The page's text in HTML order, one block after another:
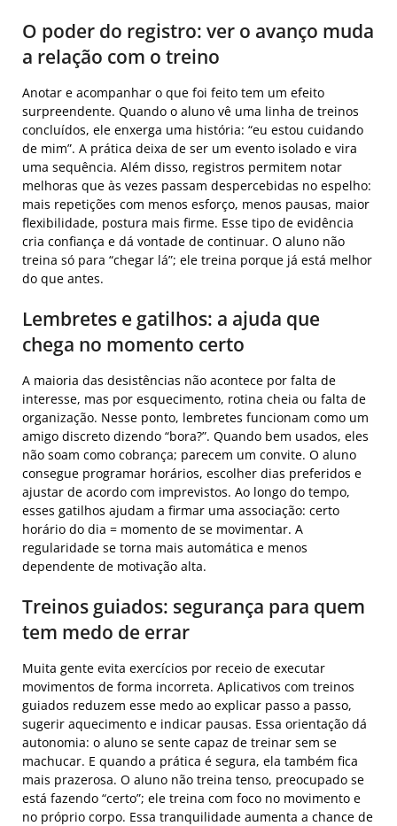
O poder do registro: ver o avanço muda
a relação com o treino
Anotar e acompanhar o que foi feito tem um efeito
surpreendente. Quando o aluno vê uma linha de treinos
concluídos, ele enxerga uma história: “eu estou cuidando
de mim”. A prática deixa de ser um evento isolado e vira
uma sequência. Além disso, registros permitem notar
melhoras que às vezes passam despercebidas no espelho:
mais repetições com menos esforço, menos pausas, maior
flexibilidade, postura mais firme. Esse tipo de evidência
cria confiança e dá vontade de continuar. O aluno não
treina só para “chegar lá”; ele treina porque já está melhor
do que antes.
Lembretes e gatilhos: a ajuda que
chega no momento certo
A maioria das desistências não acontece por falta de
interesse, mas por esquecimento, rotina cheia ou falta de
organização. Nesse ponto, lembretes funcionam como um
amigo discreto dizendo “bora?”. Quando bem usados, eles
não soam como cobrança; parecem um convite. O aluno
consegue programar horários, escolher dias preferidos e
ajustar de acordo com imprevistos. Ao longo do tempo,
esses gatilhos ajudam a firmar uma associação: certo
horário do dia = momento de se movimentar. A
regularidade se torna mais automática e menos
dependente de motivação alta.
Treinos guiados: segurança para quem
tem medo de errar
Muita gente evita exercícios por receio de executar
movimentos de forma incorreta. Aplicativos com treinos
guiados reduzem esse medo ao explicar passo a passo,
sugerir aquecimento e indicar pausas. Essa orientação dá
autonomia: o aluno se sente capaz de treinar sem se
machucar. E quando a prática é segura, ela também fica
mais prazerosa. O aluno não treina tenso, preocupado se
está fazendo “certo”; ele treina com foco no movimento e
no próprio corpo. Essa tranquilidade aumenta a chance de